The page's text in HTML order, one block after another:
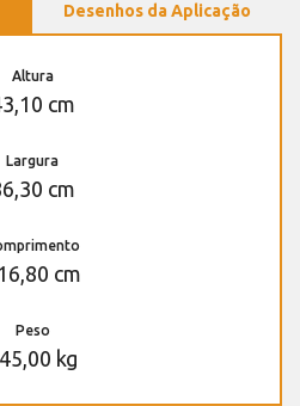
Desenhos da Aplicação
Altura
cm
Largura
cm
cm
Peso
kg